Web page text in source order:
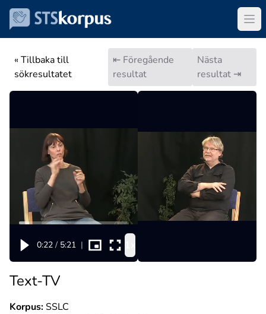
« Tillbaka till
sökresultatet
⇤ Föregående
resultat
Nästa
resultat ⇥
0:22 / 5:21 |
Text-TV
Korpus:SSLC